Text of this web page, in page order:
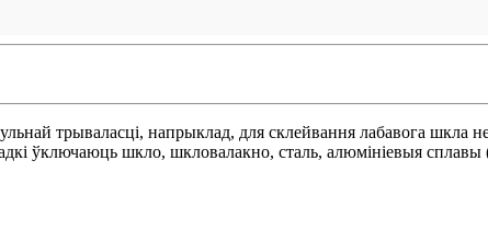
трываласці, напрыклад, для склейвання лабавога шкла
ўключаюць шкло, шкловалакно, сталь, алюмініевыя сплавы